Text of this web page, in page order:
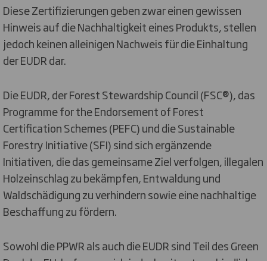
Diese Zertifizierungen geben zwar einen gewissen
Hinweis auf die Nachhaltigkeit eines Produkts, stellen
jedoch keinen alleinigen Nachweis für die Einhaltung
der EUDR dar.
Die EUDR, der Forest Stewardship Council (FSC®), das
Programme for the Endorsement of Forest
Certification Schemes (PEFC) und die Sustainable
Forestry Initiative (SFI) sind sich ergänzende
Initiativen, die das gemeinsame Ziel verfolgen, illegalen
Holzeinschlag zu bekämpfen, Entwaldung und
Waldschädigung zu verhindern sowie eine nachhaltige
Beschaffung zu fördern.
Sowohl die PPWR als auch die EUDR sind Teil des Green